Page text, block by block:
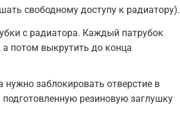
свободному доступу к радиатору).
с радиатора. Каждый патрубок
а потом выкрутить до конца
нужно заблокировать отверстие в
резиновую заглушку